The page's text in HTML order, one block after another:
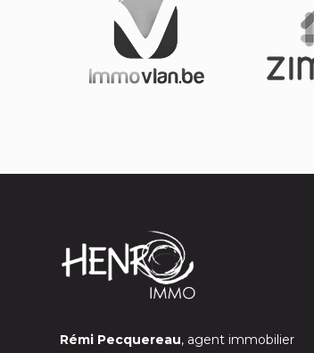
Rémi Pecquereau, agent immobilier